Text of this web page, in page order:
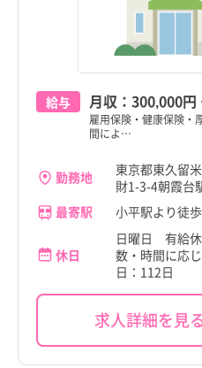
給与 月収： 300,000円
雇用保険・健康保険・
間によ…
勤務地
東京都東久留
財1-3-4朝霞台
最寄駅
小平駅より徒
休日
日曜日 有給
数・時間に応
日：112日
求人詳細を見